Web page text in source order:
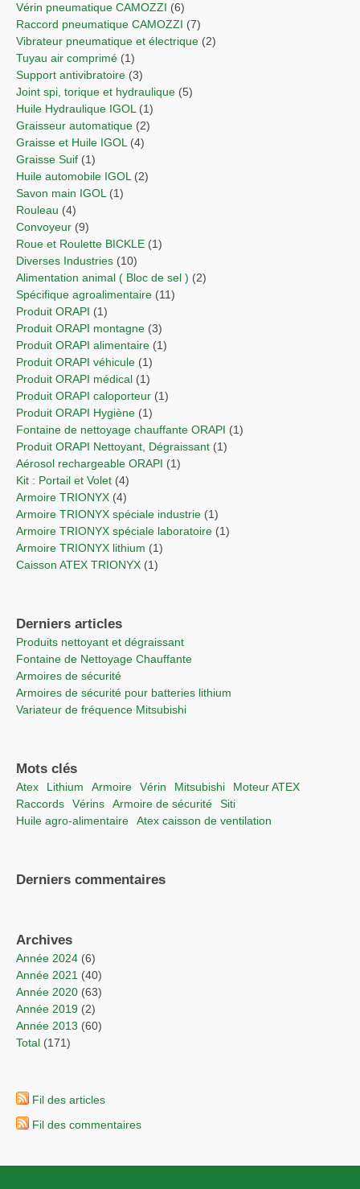
Vérin pneumatique CAMOZZI (6)
Raccord pneumatique CAMOZZI (7)
Vibrateur pneumatique et électrique (2)
Tuyau air comprimé (1)
Support antivibratoire (3)
Joint spi, torique et hydraulique (5)
Huile Hydraulique IGOL (1)
Graisseur automatique (2)
Graisse et Huile IGOL (4)
Graisse Suif (1)
Huile automobile IGOL (2)
Savon main IGOL (1)
Rouleau (4)
Convoyeur (9)
Roue et Roulette BICKLE (1)
Diverses Industries (10)
Alimentation animal ( Bloc de sel ) (2)
Spécifique agroalimentaire (11)
Produit ORAPI (1)
Produit ORAPI montagne (3)
Produit ORAPI alimentaire (1)
Produit ORAPI véhicule (1)
Produit ORAPI médical (1)
Produit ORAPI caloporteur (1)
Produit ORAPI Hygiène (1)
Fontaine de nettoyage chauffante ORAPI (1)
Produit ORAPI Nettoyant, Dégraissant (1)
Aérosol rechargeable ORAPI (1)
Kit : Portail et Volet (4)
Armoire TRIONYX (4)
Armoire TRIONYX spéciale industrie (1)
Armoire TRIONYX spéciale laboratoire (1)
Armoire TRIONYX lithium (1)
Caisson ATEX TRIONYX (1)
Derniers articles
Produits nettoyant et dégraissant
Fontaine de Nettoyage Chauffante
Armoires de sécurité
Armoires de sécurité pour batteries lithium
Variateur de fréquence Mitsubishi
Mots clés
Atex lithium Armoire vérin Mitsubishi
moteur ATEX
raccords
vérins Armoire de sécurité
Siti
Huile agro-alimentaire
Atex caisson de ventilation
Derniers commentaires
Archives
année 2024 (6)
année 2021 (40)
année 2020 (63)
année 2019 (2)
année 2013 (60)
total (171)
Fil des articles
Fil des commentaires